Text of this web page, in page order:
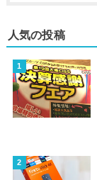
人気の投稿